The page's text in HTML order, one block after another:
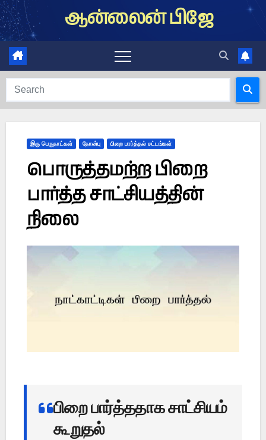
Skip
to
content
ஆன்லைன் பிஜே
இரு பெருநாட்கள் நோன்பு பிறை பார்த்தல் சட்டங்கள்
பொருத்தமற்ற பிறை
பார்த்த சாட்சியத்தின்
நிலை
பிறை பார்த்ததாக சாட்சியம்
கூறுதல்